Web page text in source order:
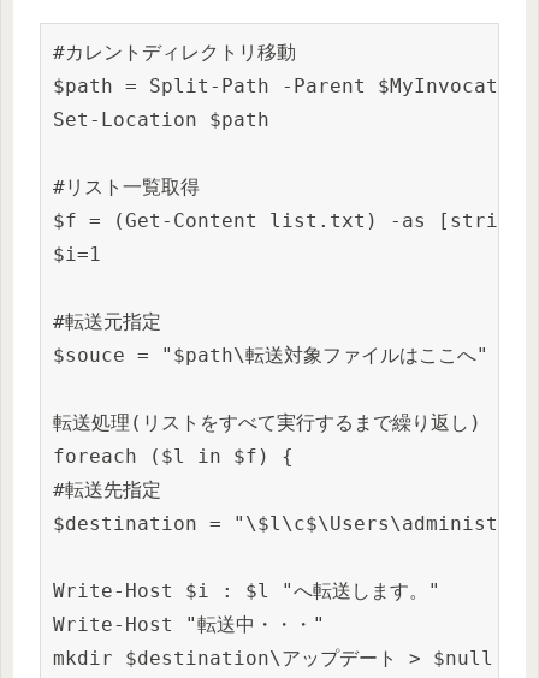
#カレントディレクトリ移動
$path = Split-Path -Parent
Set-Location $path
#リスト一覧取得
$f = (Get-Content list.txt) -as
$i=1
#転送元指定
$souce = "$path\転送対象ファイルはここへ"
転送処理(リストをすべて実行するまで繰り返し)
foreach ($l in $f) {
#転送先指定
$destination =
Write-Host $i : $l "へ転送します。"
Write-Host "転送中・・・"
mkdir $destination\アップデート > $null